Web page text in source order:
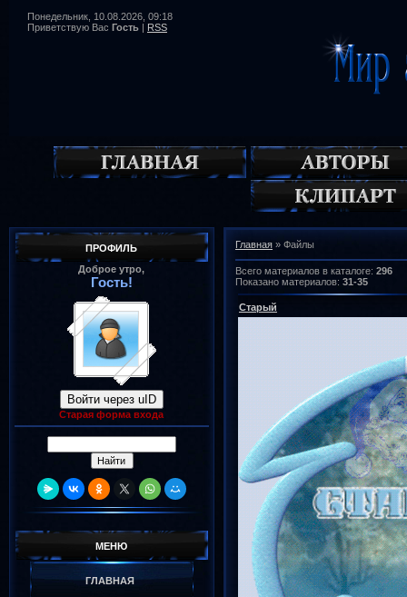
Понедельник, 10.08.2026, 09:18
Приветствую Вас Гость | RSS
ПРОФИЛЬ
Доброе утро,
Гость!
Войти через uID
Старая форма входа
МЕНЮ
ГЛАВНАЯ
Главная » Файлы
Всего материалов в каталоге: 296
Показано материалов: 31-35
Старый